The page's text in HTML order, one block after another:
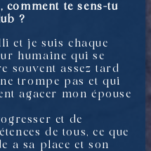
comment te sens-tu
?
et je suis chaque
humaine qui se
souvent assez tard
trompe pas et qui
agacer mon épouse
et de
de tous, ce que
a sa place et son